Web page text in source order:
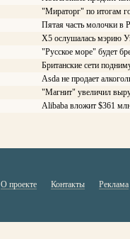
"Мираторг" по итогам
Пятая часть молочки в
X5 ослушалась мэрию
"Русское море" будет
Британские сети
Asda не продает
"Магнит" увеличил
Alibaba вложит $361
О проекте Контакты Реклама